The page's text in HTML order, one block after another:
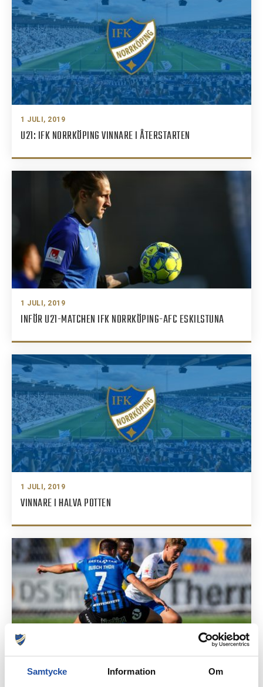
Samtycke Information Om
1 JULI, 2019
U21: IFK NORRKÖPING VINNARE I ÅTERSTARTEN
1 JULI, 2019
INFÖR U21-MATCHEN IFK NORRKÖPING-AFC ESKILSTUNA
1 JULI, 2019
VINNARE I HALVA POTTEN
30 JUNI, 2019